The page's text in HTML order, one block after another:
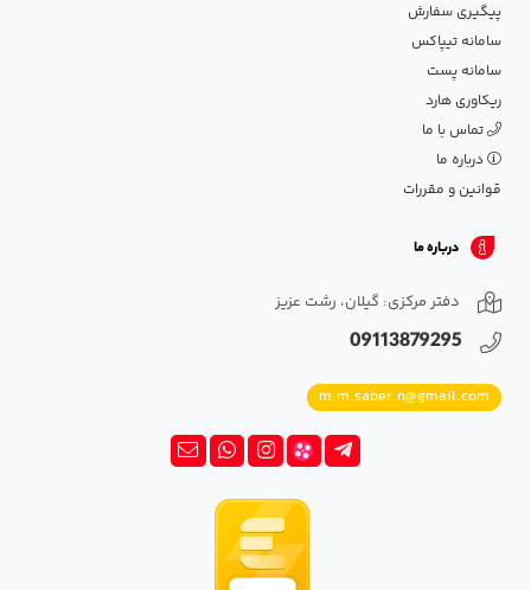
پیگیری سفارش
سامانه تیپاکس
سامانه پست
ریکاوری هارد
تماس با ما
درباره ما
قوانین و مقررات
درباره ما
دفتر مرکزی: گیلان، رشت عزیز
09113879295
m.m.saber.n@gmail.com